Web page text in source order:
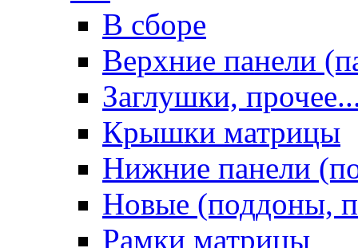
В сборе
Верхние панели
Заглушки,
Крышки матрицы
Нижние панели
Новые (поддоны,
Рамки матрицы